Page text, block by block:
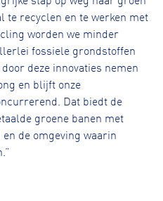
te recyclen en te werken met
worden we minder
fossiele grondstoffen
deze innovaties nemen
en blijft onze
Dat biedt de
groene banen met
de omgeving waarin